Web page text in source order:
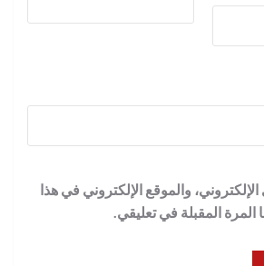
والموقع الإلكتروني في هذا
المقبلة في تعليقي.